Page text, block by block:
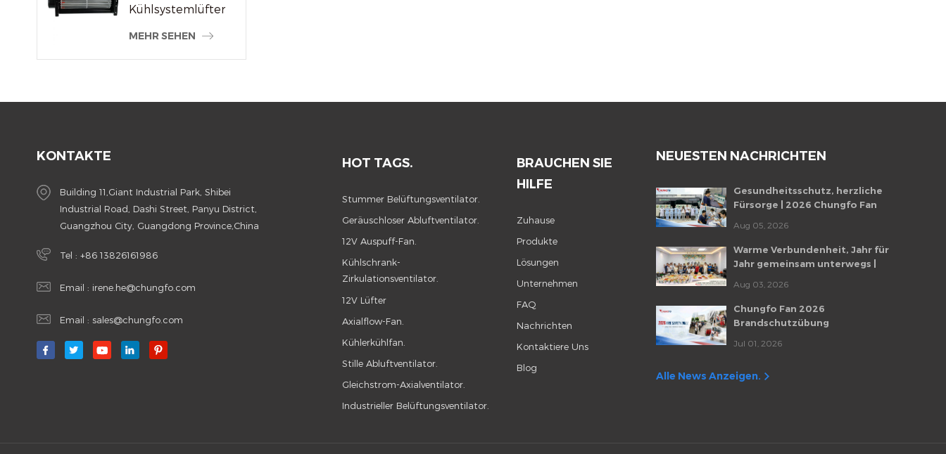
Kühlsystemlüfter
MEHR SEHEN
KONTAKTE
Building 11,Giant Industrial Park, Shibei
Industrial Road, Dashi Street, Panyu District,
Guangzhou City, Guangdong Province,China
Tel : +86 13826161986
Email : irene.he@chungfo.com
Email : sales@chungfo.com
HOT TAGS.
Stummer Belüftungsventilator.
Geräuschloser Abluftventilator.
12V Auspuff-Fan.
Kühlschrank-
Zirkulationsventilator.
12V Lüfter
Axialflow-Fan.
Kühlerkühlfan.
Stille Abluftventilator.
Gleichstrom-Axialventilator.
Industrieller Belüftungsventilator.
BRAUCHEN SIE
HILFE
Zuhause
Produkte
Lösungen
Unternehmen
FAQ
Nachrichten
Kontaktiere Uns
Blog
NEUESTEN NACHRICHTEN
Gesundheitsschutz, herzliche
Fürsorge | 2026 Chungfo Fan
Veranstaltung
Aug 05, 2026
Warme Verbundenheit, Jahr für
Jahr gemeinsam unterwegs |
Geburtstagsfeier von Chungfo Fan
Aug 03, 2026
Chungfo Fan 2026
Brandschutzübung
Jul 01, 2026
Alle News Anzeigen.